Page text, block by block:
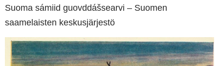
Suoma sámiid guovddášsearvi – Suomen
saamelaisten keskusjärjestö